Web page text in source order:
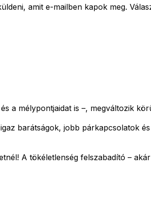
amit e-mailben kapok meg.
a mélypontjaidat is –, megváltozik
barátságok, jobb párkapcsolatok
A tökéletlenség felszabadító –